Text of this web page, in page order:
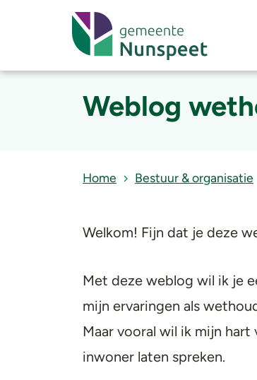
Weblog
Home Bestuur & organisatie
Welkom! Fijn dat je deze
Met deze weblog wil ik je
mijn ervaringen als
Maar vooral wil ik mijn hart
inwoner laten spreken.